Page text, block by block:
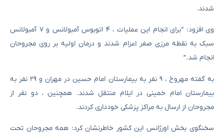
شدند.
وی افزود: “برای انجام این عملیات ، ۴ اتوبوس آمبولانس و ۷ آمبولانس
سبک به نقطه مرزی صفر اعزام شدند و درمان اولیه بر روی مجروحان
انجام شد.”
به گفته مهروخ ، ۹ نفر به بیمارستان امام حسین در مهران و ۲۹ نفر به
بیمارستان امام خمینی در ایلام منتقل شدند. همچنین ، دو نفر از
مجروحان از ارسال به مراکز پزشکی خودداری کردند.
سخنگوی بخش اورژانس این کشور خاطرنشان کرد: همه مجروحان تحت